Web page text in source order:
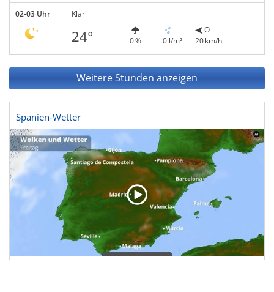
02-03 Uhr Klar
24° 0 % 0 l/m²
O
20 km/h
Weitere Stunden anzeigen
Spanien-Wetter